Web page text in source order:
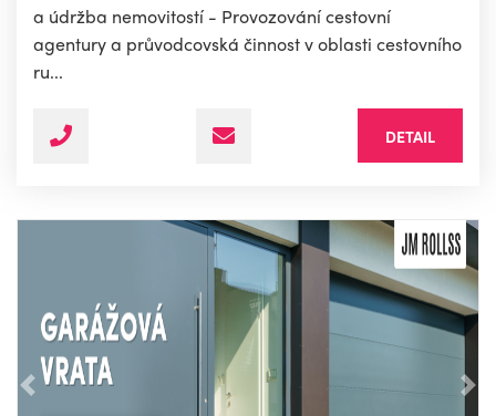
a údržba nemovitostí - Provozování cestovní
agentury a průvodcovská činnost v oblasti cestovního
ru...
DETAIL
Předchozí